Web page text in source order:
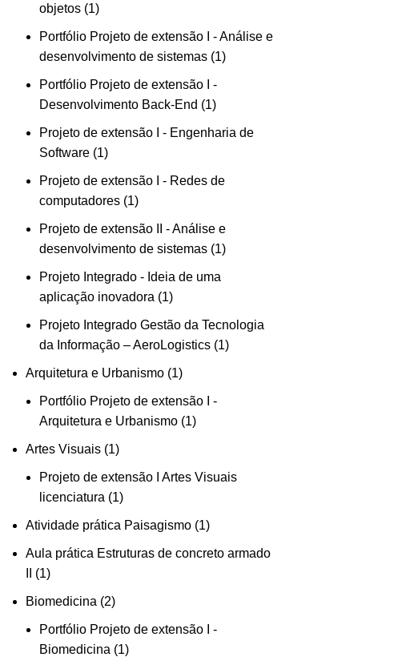
objetos 11
Portfólio Projeto de extensão I - Análise e
desenvolvimento de sistemas 11
Portfólio Projeto de extensão I -
Desenvolvimento Back-End
11
Projeto de extensão I - Engenharia de
Software 11
Projeto de extensão I - Redes de
computadores 11
Projeto de extensão II - Análise e
desenvolvimento de sistemas 11
Projeto Integrado - Ideia de uma
aplicação inovadora
11
Projeto Integrado Gestão da Tecnologia
da Informação – AeroLogistics 11
Arquitetura e Urbanismo 11
Portfólio Projeto de extensão I -
Arquitetura e Urbanismo 11
Artes Visuais 11
Projeto de extensão I Artes Visuais
licenciatura
11
Atividade prática Paisagismo 11
Aula prática Estruturas de concreto armado
11
Biomedicina 22
Portfólio Projeto de extensão I -
Biomedicina
11